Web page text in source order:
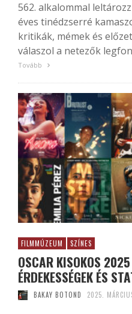
562. alkalommal
éves tinédzserré
kritikák, mémek és
válaszol a netezők
Tovább
FILMMÚZEUM SZÍNES
OSCAR KISOKOS
ÉRDEKESSÉGEK ÉS
BAKAY BOTOND 2025.